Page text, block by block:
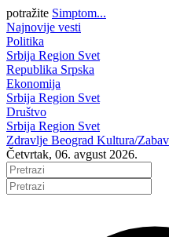
potražite Simptom...
Najnovije vesti
Politika
Srbija Region Svet
Republika Srpska
Ekonomija
Srbija Region Svet
Društvo
Srbija Region Svet
Zdravlje Beograd Kultura/
Četvrtak, 06. avgust 2026.